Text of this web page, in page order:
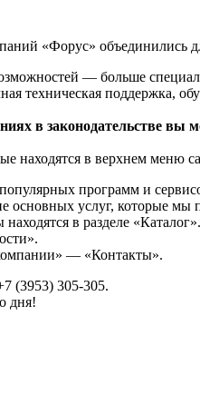
«Форус» объединились
— больше
техническая поддержка,
в законодательстве вы
находятся в верхнем меню
программ и
услуг, которые мы
в разделе «Каталог».
— «Контакты».
(3953) 305-305.
дня!